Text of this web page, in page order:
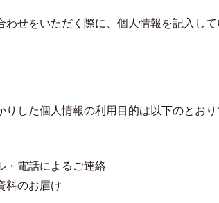
わせをいただく際に、個人情報を記入して
りした個人情報の利用目的は以下のとおり
・電話によるご連絡
料のお届け